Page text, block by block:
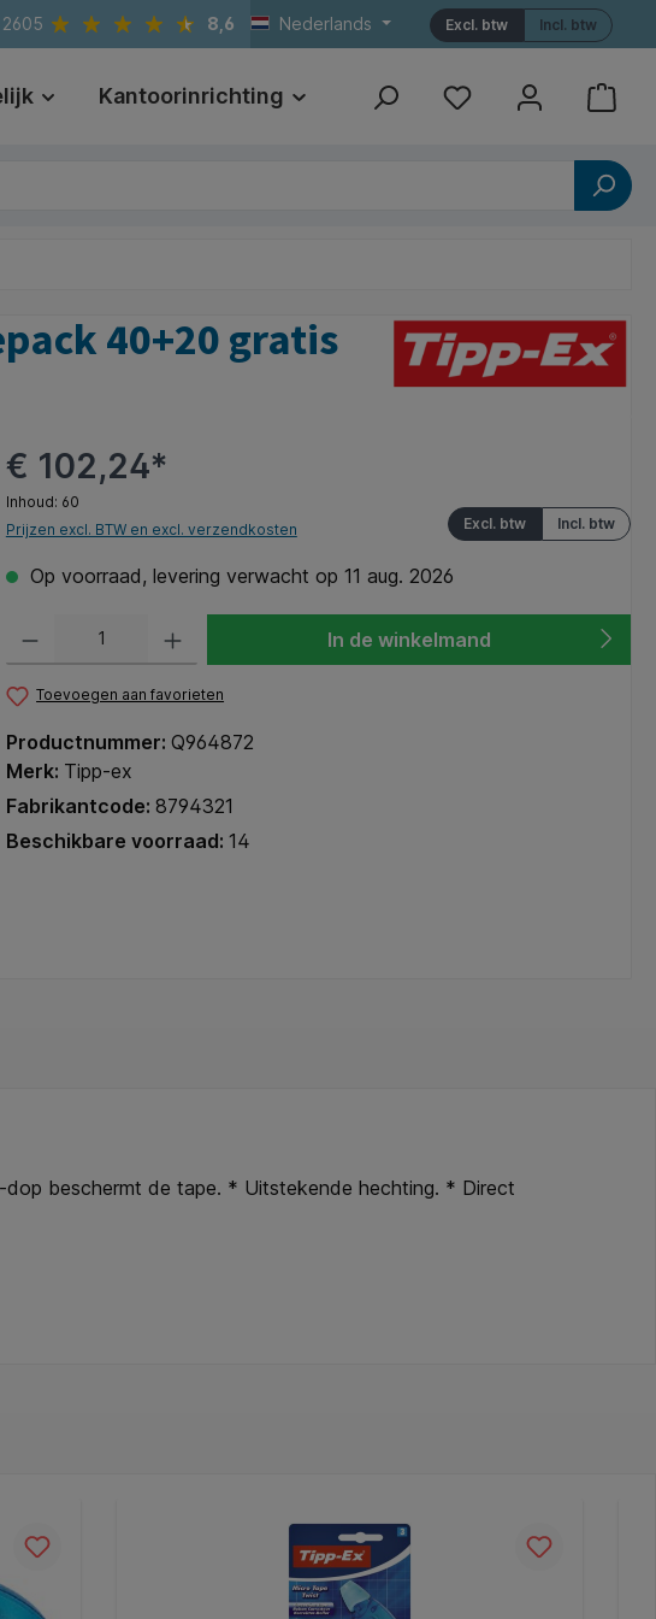
2605 8,6 Nederlands Incl. btw
Excl. btw
Kantoorinrichting Print Referenties
40+20 gratis
€ 102,24*
Inhoud: 60
Incl. btw
Excl. btw
Prijzen excl. BTW en excl. verzendkosten
Op voorraad, levering verwacht op 11 aug. 2026
In de winkelmand
Toevoegen aan favorieten
Productnummer: Q964872
Merk: Tipp-ex
Fabrikantcode: 8794321
Beschikbare voorraad: 14
beschermt de tape. * Uitstekende hechting. * Direct